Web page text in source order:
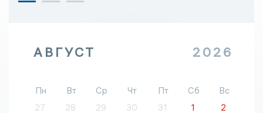
АВГУСТ 2026
Пн Вт Ср Чт Пт Сб
Вс
27
28 29 30 31 1
2